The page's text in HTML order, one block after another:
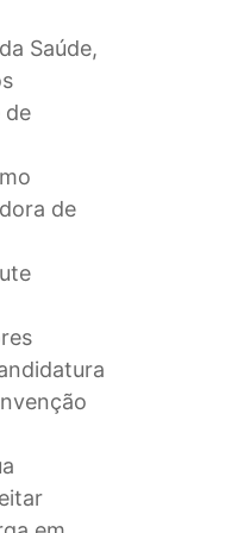
Saúde,
de
de